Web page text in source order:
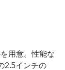
用意。性能な
2.5インチの